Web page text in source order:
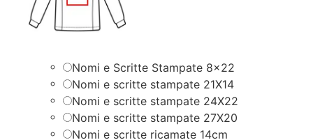
Nomi e Scritte Stampate 8×22
Nomi e scritte stampate 21X14
Nomi e scritte stampate 24X22
Nomi e scritte stampate 27X20
Nomi e scritte ricamate 14cm